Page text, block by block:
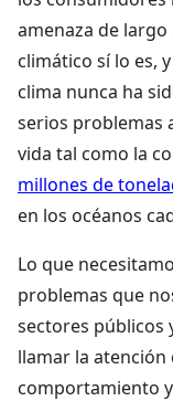
amenaza de largo
climático sí lo es,
clima nunca ha
serios problemas
vida tal como la
millones de
en los océanos
Lo que
problemas que
sectores públicos
llamar la atención
comportamiento